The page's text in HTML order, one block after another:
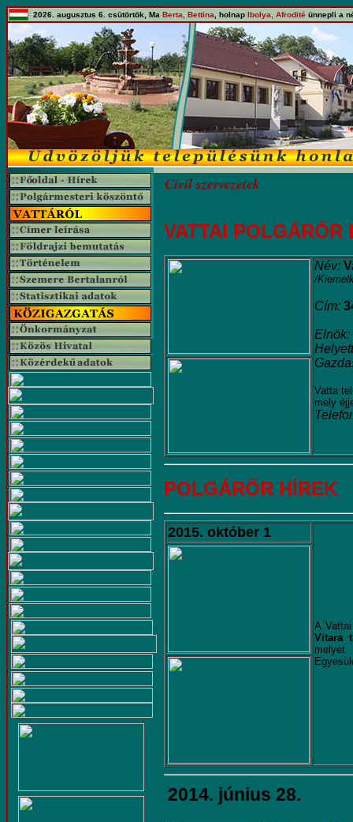
2026. augusztus 6. csütörtök, Ma Berta, Bettina , holnap Ibolya, Afrodité ünnepli a
Civil szervezetek
VATTAI POLGÁRŐR
Név:
/
Cím:
Elnök:
Vatta
mely
POLGÁRŐR HÍREK
2015. október 1
A
Vitara
melyet
2014. június 28.